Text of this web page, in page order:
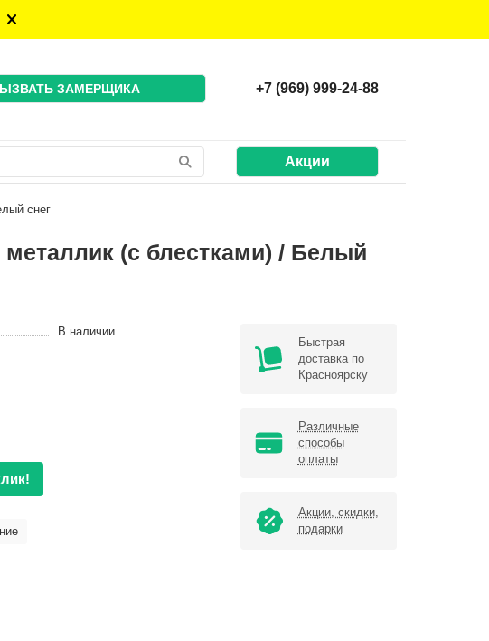
ЗАМЕРЩИКА +7 (969) 999-24-88
Акции
снег
металлик (с блестками) / Белый
В наличии
Быстрая
доставка по
Красноярску
Различные
способы
оплаты
Акции, скидки,
подарки